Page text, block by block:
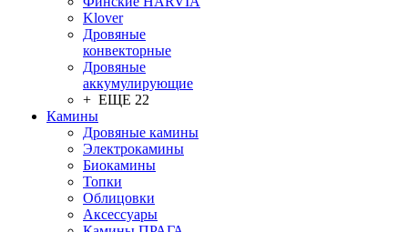
Klover
Дровяные
конвекторные
Дровяные
аккумулирующие
+ ЕЩЕ 22
Камины
Дровяные камины
Электрокамины
Биокамины
Топки
Облицовки
Аксессуары